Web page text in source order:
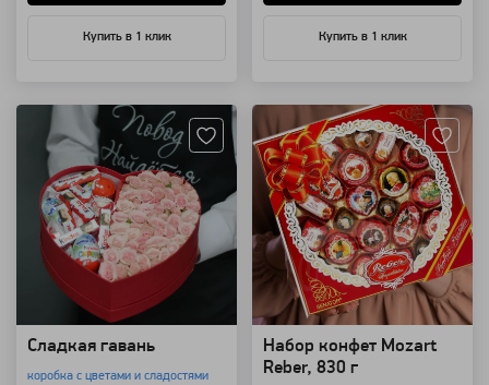
Купить в 1 клик Купить в 1 клик
Сладкая гавань
коробка с цветами и сладостями
Набор конфет Mozart
Reber, 830 г